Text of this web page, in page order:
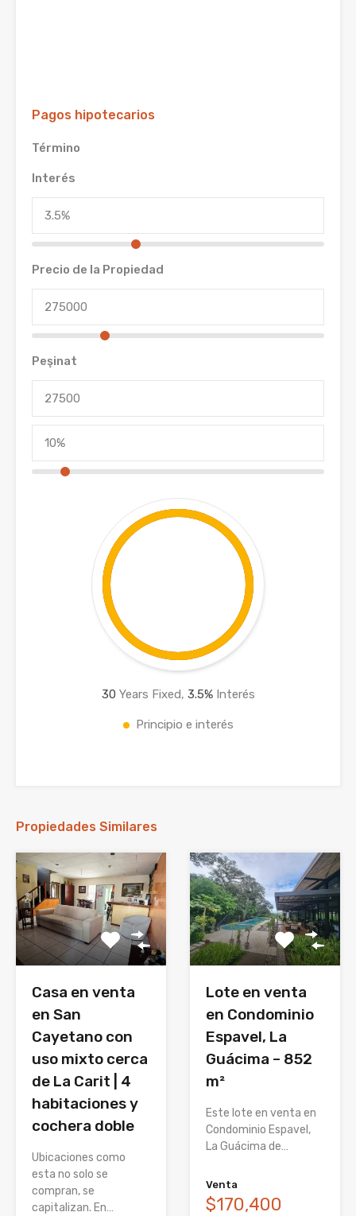
Pagos hipotecarios
Término
Interés
Precio de la Propiedad
Peşinat
30 Years Fixed, 3.5%Interés
Principio e interés
Propiedades Similares
Casa en venta
en San
Cayetano con
uso mixto cerca
de La Carit | 4
habitaciones y
cochera doble
Ubicaciones como
esta no solo se
compran, se
capitalizan. En…
Lote en venta
en Condominio
Espavel, La
Guácima – 852
m²
Este lote en venta en
Condominio Espavel,
La Guácima de…
Venta
$170,400